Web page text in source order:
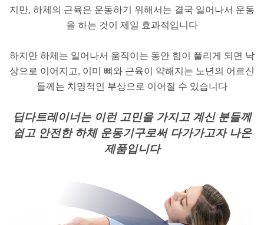
지만, 하체의 근육은 운동하기 위해서는 결국 일어나서 운동
을 하는 것이 제일 효과적입니다
하지만 하체는 일어나서 움직이는 동안 힘이 풀리게 되면 낙
상으로 이어지고, 이미 뼈와 근육이 약해지는 노년의 어르신
들께는 치명적인 부상으로 이어질 수 있습니다
​딥다트레이너는 이런 고민을 가지고 계신 분들께
쉽고 안전한 하체 운동기구로써 다가가고자 나온
제품입니다